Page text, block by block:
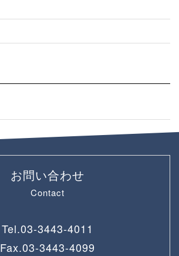
お問い合わせ
Contact
Tel.03-3443-4011
Fax.03-3443-4099